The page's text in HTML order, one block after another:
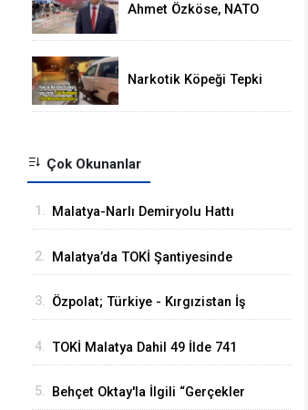
Ahmet Özköse, NATO
Türkiye'nin Gücünü
Narkotik Köpeği Tepki
KG Metamfetamin Çıktı
Çok Okunanlar
1. Malatya-Narlı Demiryolu Hattı
2. Malatya’da TOKİ Şantiyesinde
3. Özpolat; Türkiye - Kırgızistan İş
Olacaktır
4. TOKİ Malatya Dahil 49 İlde 741
5. Behçet Oktay'la İlgili “Gerçekler